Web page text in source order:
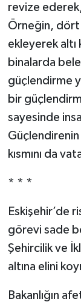
revize ederek,
Örneğin, dört
ekleyerek altı
binalarda
güçlendirme
bir
sayesinde
Güçlendirenin
kısmını da
* * *
Eskişehir’de
görevi sade
Şehircilik ve
altına elini
Bakanlığın